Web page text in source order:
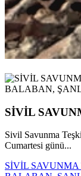
SİVİL
Sivil Savunma
Cumartesi günü...
SİVİL